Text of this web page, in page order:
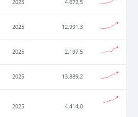
2025 4.672,5
2025 12.991,3
2025 2.197,5
2025 13.889,2
2025 4.414,0